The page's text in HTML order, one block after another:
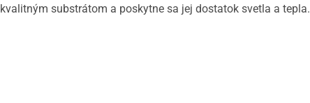
kvalitným substrátom a poskytne sa jej dostatok svetla a tepla.